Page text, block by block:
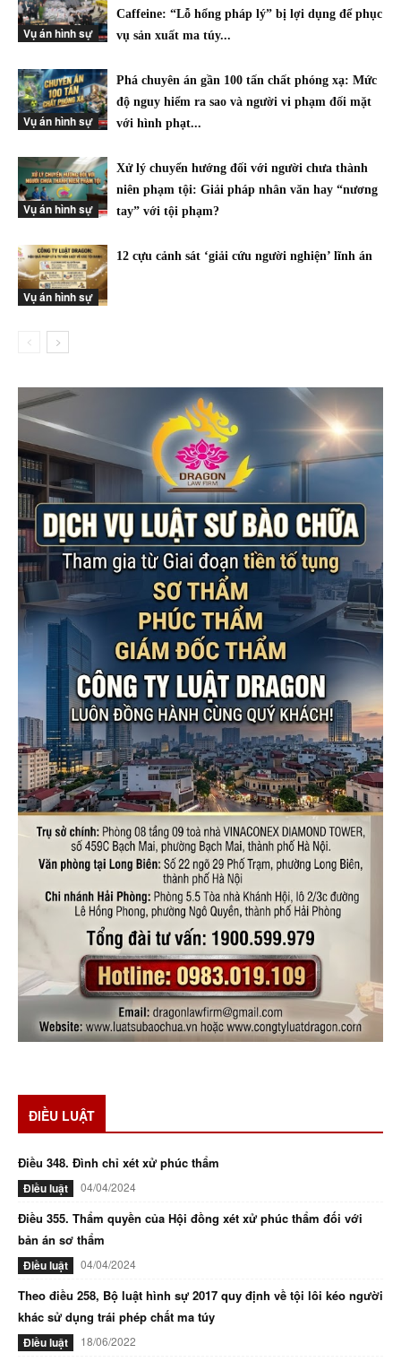
Vụ án hình sự
Caffeine: “Lỗ hổng pháp lý” bị lợi dụng để phục
vụ sản xuất ma túy...
Vụ án hình sự
Phá chuyên án gần 100 tấn chất phóng xạ: Mức
độ nguy hiểm ra sao và người vi phạm đối mặt
với hình phạt...
Vụ án hình sự
Xử lý chuyển hướng đối với người chưa thành
niên phạm tội: Giải pháp nhân văn hay “nương
tay” với tội phạm?
Vụ án hình sự
12 cựu cảnh sát ‘giải cứu người nghiện’ lĩnh án
ĐIỀU LUẬT
Điều 348. Đình chỉ xét xử phúc thẩm
Điều luật 04/04/2024
Điều 355. Thẩm quyền của Hội đồng xét xử phúc thẩm đối với
bản án sơ thẩm
Điều luật 04/04/2024
Theo điều 258, Bộ luật hình sự 2017 quy định về tội lôi kéo người
khác sử dụng trái phép chất ma túy
Điều luật 18/06/2022